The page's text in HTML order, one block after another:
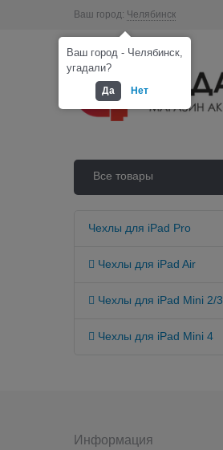
Ваш город: Челябинск
Все товары
Чехлы для iPad Pro
 Чехлы для iPad Air
 Чехлы для iPad Mini 2/3
 Чехлы для iPad Mini 4
Информация
Ваш город - Челябинск,
угадали?
Да Нет